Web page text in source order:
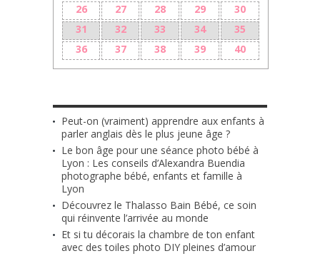
26
27 28 29
30
31
32 33 34
35
36
37 38 39 40
Peut-on (vraiment) apprendre aux enfants à
parler anglais dès le plus jeune âge ?
Le bon âge pour une séance photo bébé à
Lyon : Les conseils d’Alexandra Buendia
photographe bébé, enfants et famille à
Lyon
Découvrez le Thalasso Bain Bébé, ce soin
qui réinvente l’arrivée au monde
Et si tu décorais la chambre de ton enfant
avec des toiles photo DIY pleines d’amour